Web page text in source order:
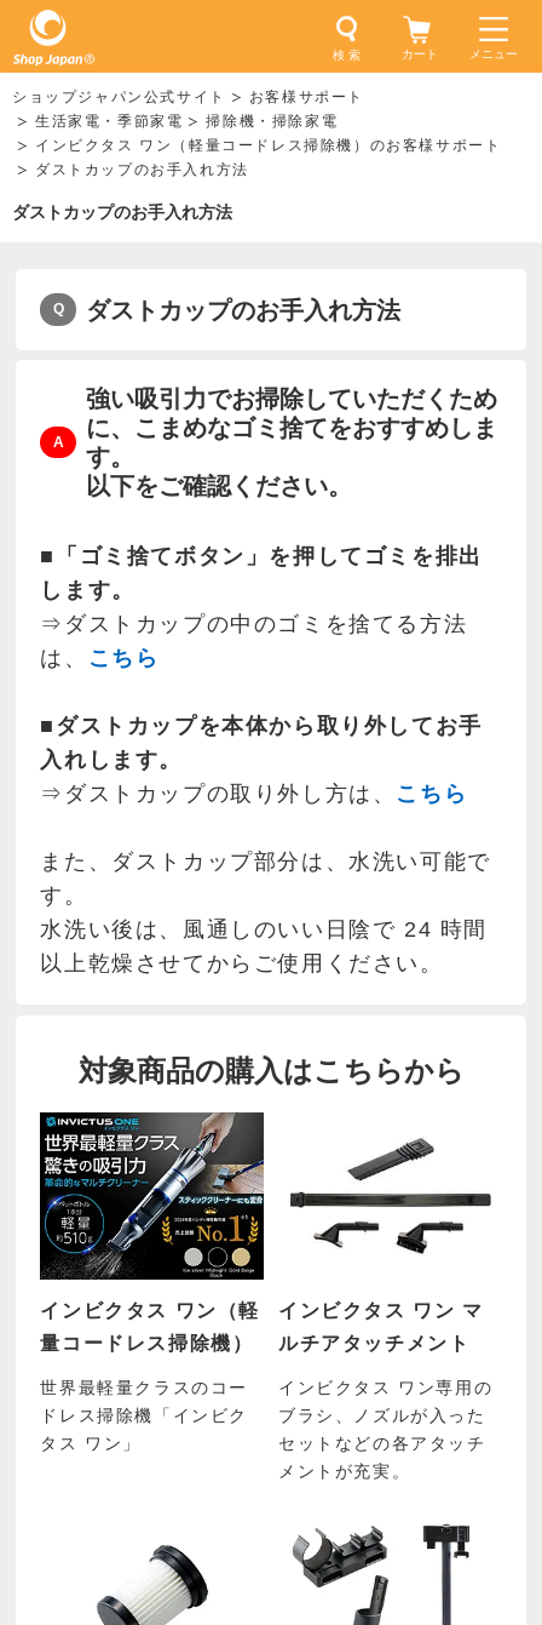
メニュー
検 索 カート
ショップジャパン公式サイト
お客様サポート
生活家電・季節家電
掃除機・掃除家電
インビクタス ワン（軽量コードレス掃除機）のお客様サポート
ダストカップのお手入れ方法
ダストカップのお手入れ方法
ダストカップのお手入れ方法
強い吸引力でお掃除していただくため
に、こまめなゴミ捨てをおすすめしま
す。
以下をご確認ください。
■「ゴミ捨てボタン」を押してゴミを排出
します。
⇒ダストカップの中のゴミを捨てる方法
は、
こちら
■ダストカップを本体から取り外してお手
入れします。
⇒ダストカップの取り外し方は、 こちら
また、ダストカップ部分は、水洗い可能で
す。
水洗い後は、風通しのいい日陰で 24 時間
以上乾燥させてからご使用ください。
対象商品の購入はこちらから
インビクタス ワン（軽
量コードレス掃除機）
世界最軽量クラスのコー
ドレス掃除機「インビク
タス ワン」
インビクタス ワン マ
ルチアタッチメント
インビクタス ワン専用の
ブラシ、ノズルが入った
セットなどの各アタッチ
メントが充実。